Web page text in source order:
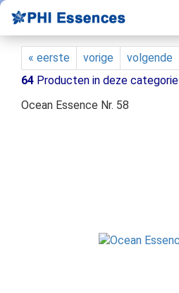
« eerste vorige volgende
64 Producten in deze categorie
Ocean Essence Nr. 58